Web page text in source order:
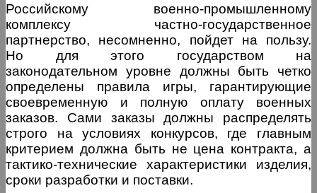
Российскому военно-промышленному
комплексу частно-государственное
партнерство, несомненно, пойдет на пользу.
Но для этого государством на
законодательном уровне должны быть четко
определены правила игры, гарантирующие
своевременную и полную оплату военных
заказов. Сами заказы должны распределять
строго на условиях конкурсов, где главным
критерием должна быть не цена контракта, а
тактико-технические характеристики изделия,
сроки разработки и поставки.